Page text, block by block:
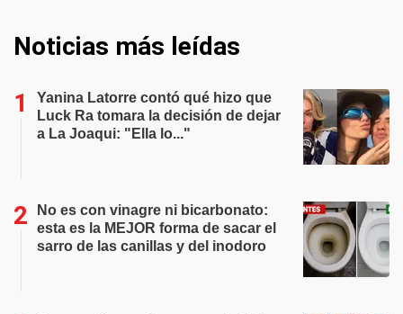
Noticias más leídas
Yanina Latorre contó qué hizo que
Luck Ra tomara la decisión de dejar
a La Joaqui: "Ella lo..."
No es con vinagre ni bicarbonato:
esta es la MEJOR forma de sacar el
sarro de las canillas y del inodoro